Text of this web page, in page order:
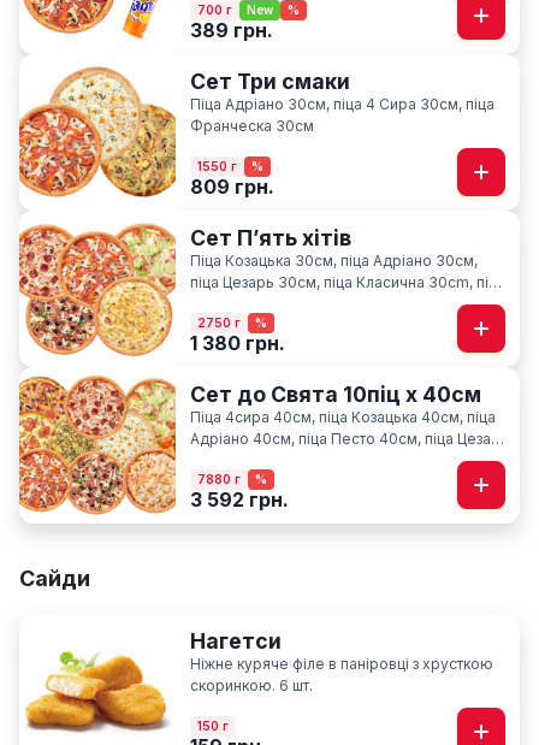
700 г New %
389 грн.
Сет Три смаки
Піца Адріано 30см, піца 4 Сира 30см, піца
Франческа 30см
1550 г %
809 грн.
Сет Пʼять хітів
Піца Козацька 30см, піца Адріано 30см,
піца Цезарь 30см, піца Класична 30cm, піца
2750 г %
1 380 грн.
Сет до Свята 10піц х 40см
Піца 4сира 40см, піца Козацька 40см, піца
Адріано 40см, піца Песто 40см, піца Цезар
40см, піца Гавайська 40см, піца Фелічіта
40см, піца Класична 40см, піца М'ясна
40см, піца По-Київськи 40см
7880 г %
3 592 грн.
Сайди
Нагетси
Ніжне куряче філе в паніровці з хрусткою
скоринкою. 6 шт.
150 г